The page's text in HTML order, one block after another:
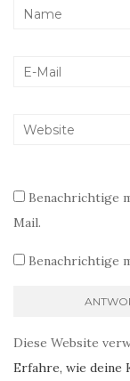
Benachrichtige
Mail.
Benachrichtige
Diese Website
Erfahre, wie deine